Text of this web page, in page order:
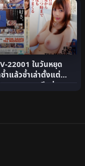
22001 ในวันหยุด
ำแล้วซ้ำเล่าตั้งแต่
บวนแรกจนถึงบ่า.